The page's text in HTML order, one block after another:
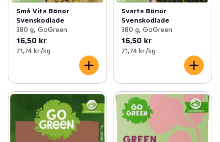
Små Vita Bönor
Svenskodlade
380 g, GoGreen
16,50 kr
71,74 kr /kg
Svarta Bönor
Svenskodlade
380 g, GoGreen
16,50 kr
71,74 kr /kg